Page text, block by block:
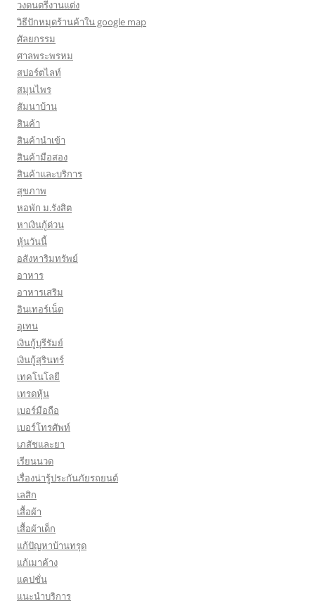
วงดนตรีงานแต่ง
วิธีปักหมุดร้านค้าใน google map
ศัลยกรรม
ศาลพระพรหม
สปอร์ตไลท์
สมุนไพร
สัมนาบ้าน
สินค้า
สินค้านำเข้า
สินค้ามือสอง
สินค้าและบริการ
สุขภาพ
หอพัก ม.รังสิต
หาเงินกู้ด่วน
หุ้นวันนี้
อสังหาริมทรัพย์
อาหาร
อาหารเสริม
อินเทอร์เน็ต
อุเทน
เงินกู้บุรีรัมย์
เงินกู้สุรินทร์
เทคโนโลยี
เทรดหุ้น
เบอร์มือถือ
เบอร์โทรศัพท์
เภสัชและยา
เรียนนวด
เรื่องน่ารู้ประกันภัยรถยนต์
เลสิก
เสื้อผ้า
เสื้อผ้าเด็ก
แก้ปัญหาบ้านทรุด
แก้เมาค้าง
แคปชั่น
แนะนำบริการ